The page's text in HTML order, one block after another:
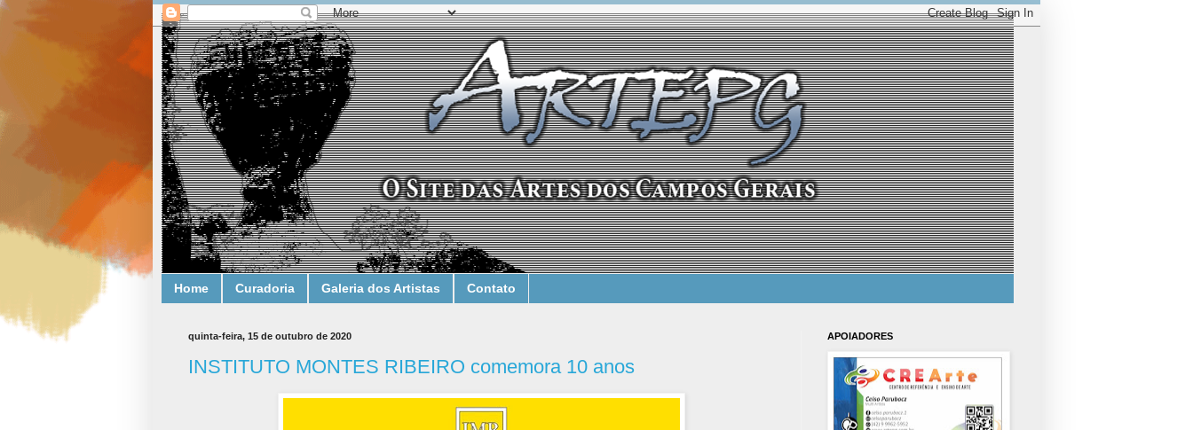
Home Curadoria Galeria dos Artistas Contato
quinta-feira, 15 de outubro de 2020
INSTITUTO MONTES RIBEIRO comemora 10 anos
APOIADORES